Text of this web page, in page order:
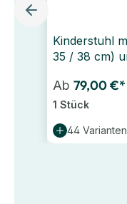
Kinderstuhl
35 / 38 cm)
Ab 79,00 €*
1 Stück
44